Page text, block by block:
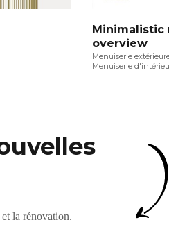
Minimalistic
overview
Menuiserie
Menuiserie
la rénovation.